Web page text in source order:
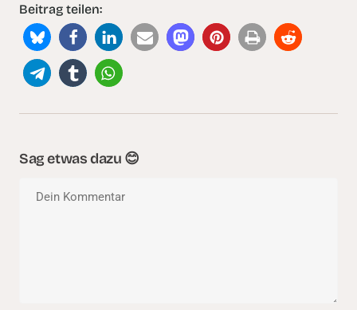
Beitrag teilen:
Sag etwas dazu 😊